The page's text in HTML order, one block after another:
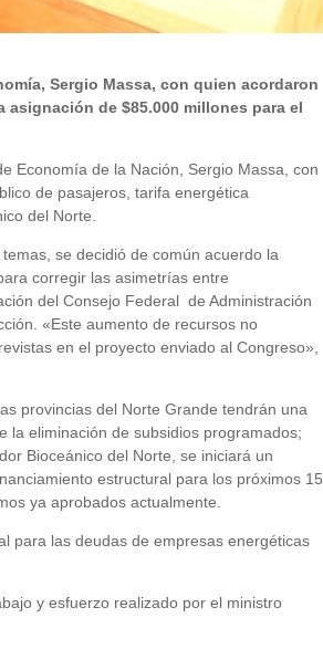
Sergio Massa, con quien acordaron
de $85.000 millones para el
Economía de la Nación, Sergio Massa, con
de pasajeros, tarifa energética
del Norte.
se decidió de común acuerdo la
corregir las asimetrías entre
del Consejo Federal de Administración
«Este aumento de recursos no
en el proyecto enviado al Congreso»,
provincias del Norte Grande tendrán una
la eliminación de subsidios programados;
Bioceánico del Norte, se iniciará un
estructural para los próximos 15
ya aprobados actualmente.
para las deudas de empresas energéticas
y esfuerzo realizado por el ministro